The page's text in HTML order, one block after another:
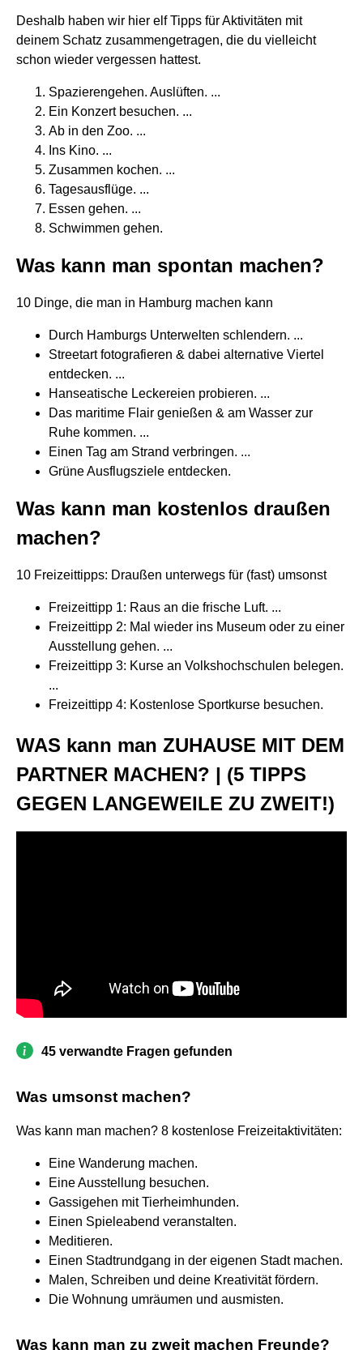
Deshalb haben wir hier elf Tipps für Aktivitäten mit
deinem Schatz zusammengetragen, die du vielleicht
schon wieder vergessen hattest.
Spazierengehen. Auslüften. ...
Ein Konzert besuchen. ...
Ab in den Zoo. ...
Ins Kino. ...
Zusammen kochen. ...
Tagesausflüge. ...
Essen gehen. ...
Schwimmen gehen.
Was kann man spontan machen?
10 Dinge, die man in Hamburg machen kann
Durch Hamburgs Unterwelten schlendern. ...
Streetart fotografieren & dabei alternative Viertel
entdecken. ...
Hanseatische Leckereien probieren. ...
Das maritime Flair genießen & am Wasser zur
Ruhe kommen. ...
Einen Tag am Strand verbringen. ...
Grüne Ausflugsziele entdecken.
Was kann man kostenlos draußen
machen?
10 Freizeittipps: Draußen unterwegs für (fast) umsonst
Freizeittipp 1: Raus an die frische Luft. ...
Freizeittipp 2: Mal wieder ins Museum oder zu einer
Ausstellung gehen. ...
Freizeittipp 3: Kurse an Volkshochschulen belegen.
...
Freizeittipp 4: Kostenlose Sportkurse besuchen.
WAS kann man ZUHAUSE MIT DEM
PARTNER MACHEN? | (5 TIPPS
GEGEN LANGEWEILE ZU ZWEIT!)
45 verwandte Fragen gefunden
Was umsonst machen?
Was kann man machen? 8 kostenlose Freizeitaktivitäten:
Eine Wanderung machen.
Eine Ausstellung besuchen.
Gassigehen mit Tierheimhunden.
Einen Spieleabend veranstalten.
Meditieren.
Einen Stadtrundgang in der eigenen Stadt machen.
Malen, Schreiben und deine Kreativität fördern.
Die Wohnung umräumen und ausmisten.
Was kann man zu zweit machen Freunde?